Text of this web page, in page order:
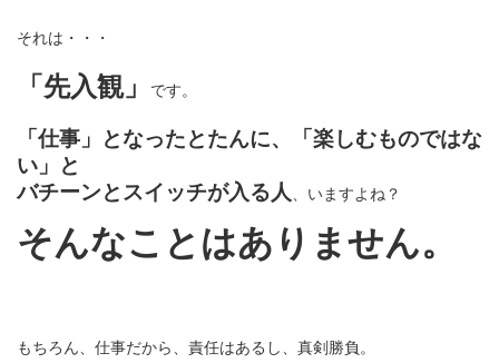
それは・・・
「先入観」 です。
「仕事」となったとたんに、「楽しむものではな
い」と
バチーンとスイッチが入る人、いますよね？
そんなことはありません。
もちろん、仕事だから、責任はあるし、真剣勝負。